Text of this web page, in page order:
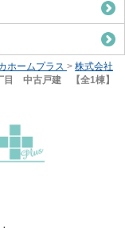
ホームプラス > 株式会社
目 中古戸建 【全1棟】